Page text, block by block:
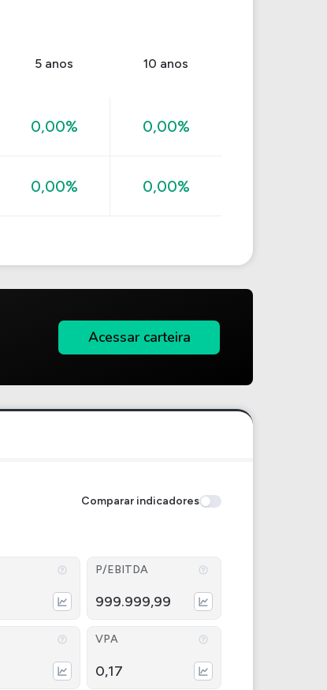
5 anos 10 anos
0,00% 0,00%
0,00% 0,00%
Acessar carteira
Comparar indicadores
P/EBITDA
999.999,99
VPA
0,17